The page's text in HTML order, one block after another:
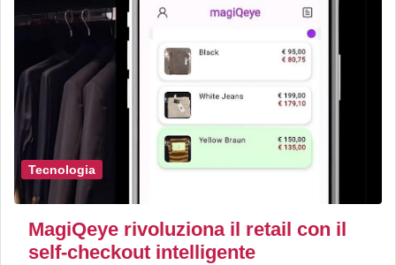
Tecnologia
MagiQeye rivoluziona il retail con il
self-checkout intelligente